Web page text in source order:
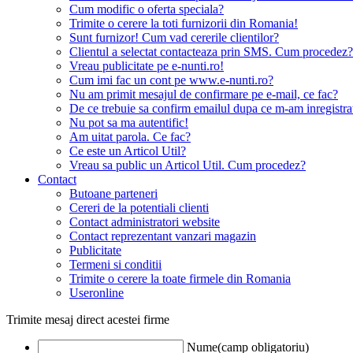
Cum modific o oferta speciala?
Trimite o cerere la toti furnizorii din Romania!
Sunt furnizor! Cum vad cererile clientilor?
Clientul a selectat contacteaza prin SMS. Cum procedez?
Vreau publicitate pe e-nunti.ro!
Cum imi fac un cont pe www.e-nunti.ro?
Nu am primit mesajul de confirmare pe e-mail, ce fac?
De ce trebuie sa confirm emailul dupa ce m-am
Nu pot sa ma autentific!
Am uitat parola. Ce fac?
Ce este un Articol Util?
Vreau sa public un Articol Util. Cum procedez?
Contact
Butoane parteneri
Cereri de la potentiali clienti
Contact administratori website
Contact reprezentant vanzari magazin
Publicitate
Termeni si conditii
Trimite o cerere la toate firmele din Romania
Useronline
Trimite mesaj direct acestei firme
Nume(camp obligatoriu)